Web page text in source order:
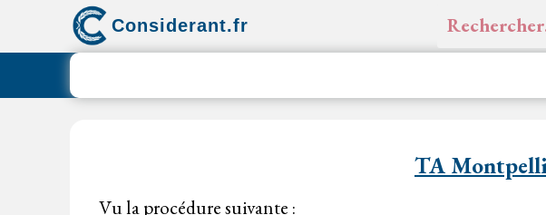
Considerant.fr Rechercher :
TA
Vu la procédure suivante :